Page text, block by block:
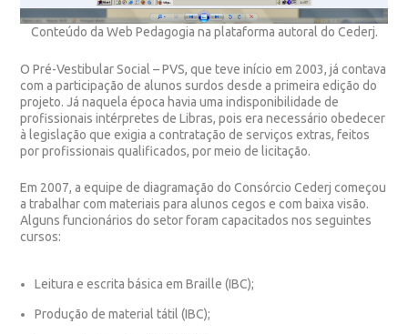
Conteúdo da Web Pedagogia na plataforma autoral do Cederj.
OPré-Vestibular Social – PVS, que teve início em 2003, já contava
com a participação de alunos surdos desde a primeira edição do
projeto. Já naquela época havia uma indisponibilidade de
profissionais intérpretes de Libras, pois era necessário obedecer
à legislação que exigia a contratação de serviços extras, feitos
por profissionais qualificados, por meio de licitação.
Em 2007, aequipe de diagramação do Consórcio Cederj começou
a trabalhar com materiais para alunos cegos e com baixa visão.
Alguns funcionários do setor foram capacitados nos seguintes
cursos:
Leitura e escrita básica em Braille (IBC);
Produção de material tátil (IBC);